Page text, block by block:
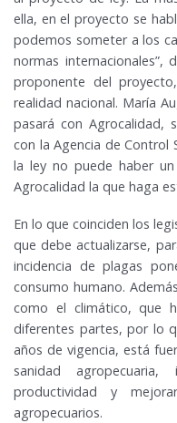
ella, en el proyecto se
podemos someter a los
normas internacionales”,
proponente del
realidad nacional. María
pasará con Agrocalidad,
con la Agencia de Control
la ley no puede haber
Agrocalidad la que haga
En lo que coinciden los
que debe actualizarse,
incidencia de plagas
consumo humano.
como el climático, que
diferentes partes, por lo
años de vigencia, está
sanidad
productividad y
agropecuarios.